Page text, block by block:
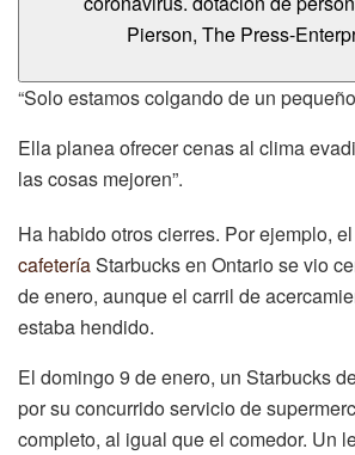
Pierson, The Press-
“Solo estamos colgando de un
Ella planea ofrecer cenas al clima
las cosas mejoren”.
Ha habido otros cierres. Por ejemplo,
cafeteríaStarbucks en Ontario se vio
de enero, aunque el carril de
estaba hendido.
El domingo 9 de enero, un Starbucks
por su concurrido servicio de
completo, al igual que el comedor. Un